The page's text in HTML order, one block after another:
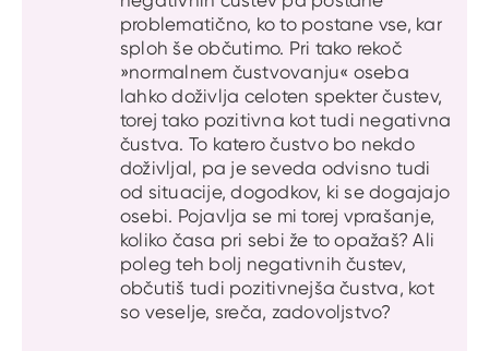
problematično, ko to postane vse, kar
sploh še občutimo. Pri tako rekoč
»normalnem čustvovanju« oseba
lahko doživlja celoten spekter čustev,
torej tako pozitivna kot tudi negativna
čustva. To katero čustvo bo nekdo
doživljal, pa je seveda odvisno tudi
od situacije, dogodkov, ki se dogajajo
osebi. Pojavlja se mi torej vprašanje,
koliko časa pri sebi že to opažaš? Ali
poleg teh bolj negativnih čustev,
občutiš tudi pozitivnejša čustva, kot
so veselje, sreča, zadovoljstvo?